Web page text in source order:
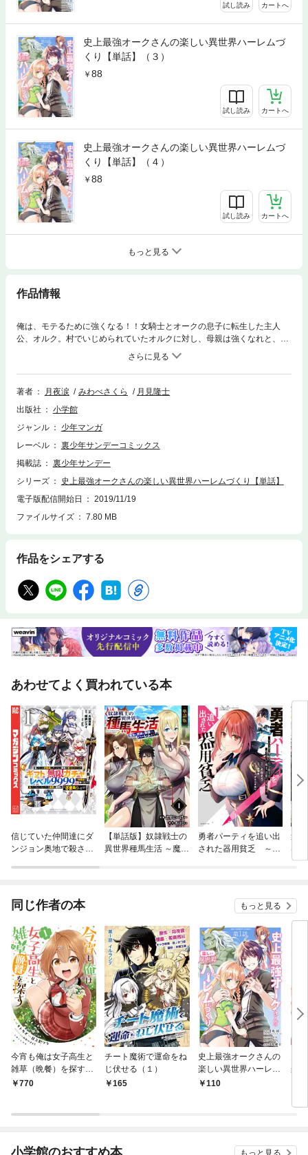
試し読み カートへ
史上最強オークさんの楽しい異世界ハーレムづ
くり【単話】（３）
88
試し読み カートへ
史上最強オークさんの楽しい異世界ハーレムづ
くり【単話】（４）
88
試し読み カートへ
もっと見る
作品情報
俺は、モテるために強くなる！！女騎士とオークの息子に転生した主人
公、オルク。村でいじめられていたオルクに対し、母親は強くなれと、言
葉をかける。「オルク、弱ければ一生童貞です。強ければ美女たちと×れ
ます」そんな母の言葉を否定するオルク。しかし、族長会で、初めて他種
族の少女たちを見たオルクは、その可愛さに衝撃を受け、強くなる事を決
意して――！？最強種族の異世界無双＆ハーレム冒険譚、開幕！！（原題
著者 月夜涙 みわべさくら
月見隆士
出版社
小学館
ジャンル
少年マンガ
レーベル
裏少年サンデーコミックス
掲載誌
裏少年サンデー
シリーズ
史上最強オークさんの楽しい異世界ハーレムづくり【単話】
電子版配信開始日
2019/11/19
ファイルサイズ
7.80 MB
作品をシェアする
あわせてよく買われている本
信じていた仲間達にダ
ンジョン奥地で殺され
れて元パーティーメン
バーと世界に復讐＆
【単話版】奴隷戦士の
異世界種馬生活 ～魔法
勇者パーティを追い出
された器用貧乏 ～パ
追
は
る
同じ作者の本 もっと見る
今宵も俺は女子高生と
雑草（晩餐）を探す
（コミック）１【電子
770
チート魔術で運命をね
じ伏せる（１）
165
史上最強オークさんの
楽しい異世界ハーレム
づくり【単話】（１）
110
楽
もっと見る